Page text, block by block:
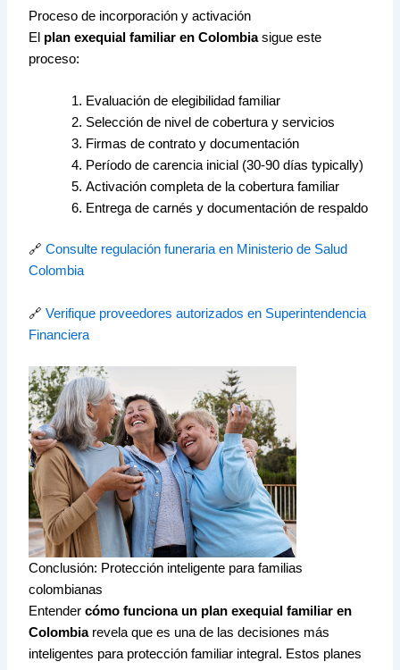
Proceso de incorporación y activación
El plan exequial familiar en Colombiasigue este
proceso:
Evaluación de elegibilidad familiar
Selección de nivel de cobertura y servicios
Firmas de contrato y documentación
Período de carencia inicial (30-90 días typically)
Activación completa de la cobertura familiar
Entrega de carnés y documentación de respaldo
🔗Consulte regulación funeraria en Ministerio de Salud
Colombia
🔗Verifique proveedores autorizados en Superintendencia
Financiera
Conclusión: Protección inteligente para familias
colombianas
Entendercómo funciona un plan exequial familiar en
Colombiarevela que es una de las decisiones más
inteligentes para protección familiar integral. Estos planes